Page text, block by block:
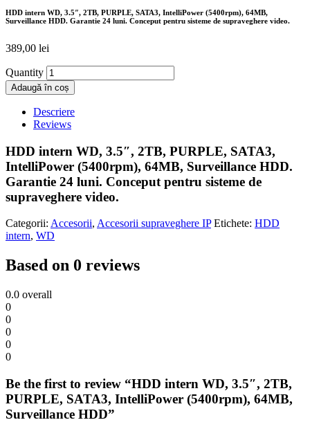
HDD intern WD, 3.5″, 2TB, PURPLE, SATA3, IntelliPower (5400rpm), 64MB,
Surveillance HDD. Garantie 24 luni. Conceput pentru sisteme de supraveghere video.
389,00 lei
Quantity
Adaugă în coș
Descriere
Reviews
HDD intern WD, 3.5″, 2TB, PURPLE, SATA3,
IntelliPower (5400rpm), 64MB, Surveillance HDD.
Garantie 24 luni. Conceput pentru sisteme de
supraveghere video.
Categorii: Accesorii, Accesorii supraveghere IP Etichete: HDD
intern, WD
Based on 0 reviews
0.0 overall
0
0
0
0
0
Be the first to review “HDD intern WD, 3.5″, 2TB,
PURPLE, SATA3, IntelliPower (5400rpm), 64MB,
Surveillance HDD”